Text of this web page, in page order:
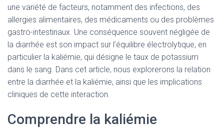
une variété de facteurs, notamment des infections, des
allergies alimentaires, des médicaments ou des problèmes
gastro-intestinaux. Une conséquence souvent négligée de
la diarrhée est son impact sur l’équilibre électrolytique, en
particulier la kaliémie, qui désigne le taux de potassium
dans le sang. Dans cet article, nous explorerons la relation
entre la diarrhée et la kaliémie, ainsi que les implications
cliniques de cette interaction.
Comprendre la kaliémie